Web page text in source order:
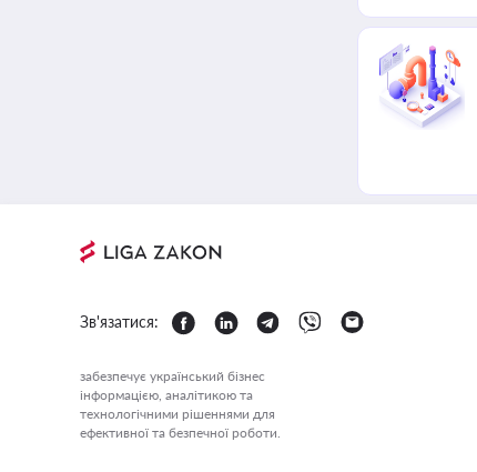
Зв'язатися:
забезпечує український бізнес
інформацією, аналітикою та
технологічними рішеннями для
ефективної та безпечної роботи.